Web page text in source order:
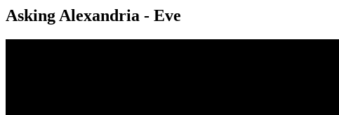
Asking Alexandria - Eve